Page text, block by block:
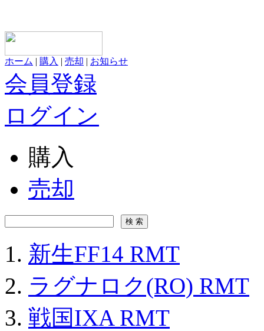
ホーム | 購入 | 売却 | お知らせ
会員登録
ログイン
購入
売却
新生FF14 RMT
ラグナロク(RO) RMT
戦国IXA RMT